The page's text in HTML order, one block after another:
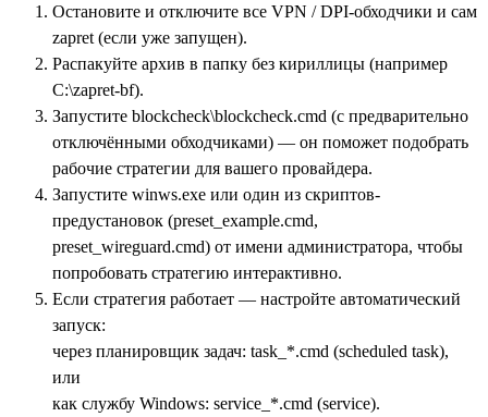
Остановите и отключите все VPN / DPI-обходчики и сам
zapret (если уже запущен).
Распакуйте архив в папку без кириллицы (например
C:\zapret-bf).
Запустите blockcheck\blockcheck.cmd (с предварительно
отключёнными обходчиками) — он поможет подобрать
рабочие стратегии для вашего провайдера.
Запустите winws.exe или один из скриптов-
предустановок (preset_example.cmd,
preset_wireguard.cmd) от имени администратора, чтобы
попробовать стратегию интерактивно.
Если стратегия работает — настройте автоматический
запуск:
через планировщик задач: task_*.cmd (scheduled task),
или
как службу Windows: service_*.cmd (service).